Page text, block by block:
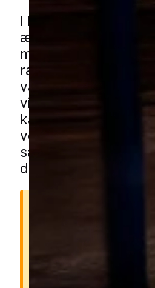
I Middelfart kan
ældre
midtbyen og i
rækkehuse og
væggelus sprede
via brugte møbler,
kan få
vores lokale
så bliver du
der kender de
Derfor er